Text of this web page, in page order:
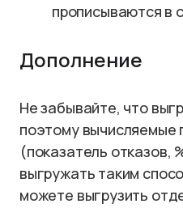
прописываются в
Дополнение
Не забывайте, что
поэтому вычисляемые
(показатель отказов,
выгружать таким
можете выгрузить